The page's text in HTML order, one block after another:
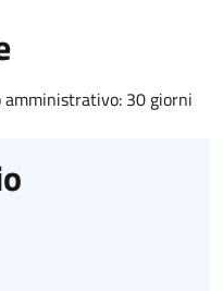
amministrativo: 30 giorni